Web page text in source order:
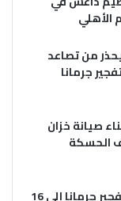
الأهلي
من تصاعد
جرمانا
صيانة خزان
الحسكة
ارتفاع حصيلة ضحايا تفجير جرمانا إلى 16